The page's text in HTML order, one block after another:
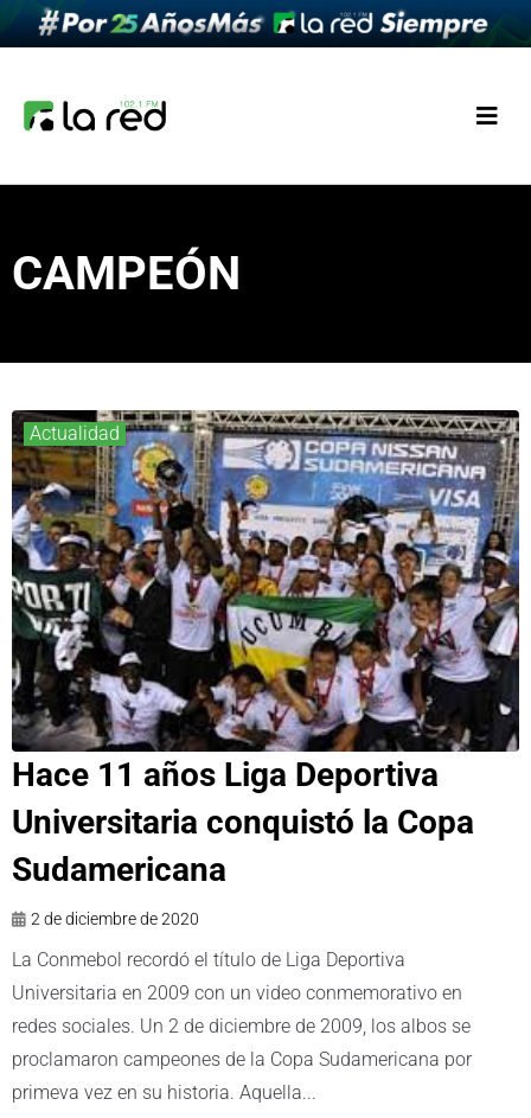
CAMPEÓN
Actualidad
Hace 11 años Liga Deportiva
Universitaria conquistó la Copa
Sudamericana
2 de diciembre de 2020
La Conmebol recordó el título de Liga Deportiva
Universitaria en 2009 con un video conmemorativo en
redes sociales. Un 2 de diciembre de 2009, los albos se
proclamaron campeones de la Copa Sudamericana por
primeva vez en su historia. Aquella...